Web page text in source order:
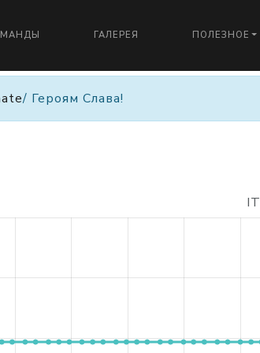
ГАЛЕРЕЯ ПОЛЕЗНОЕ
/ Героям Слава!
IT